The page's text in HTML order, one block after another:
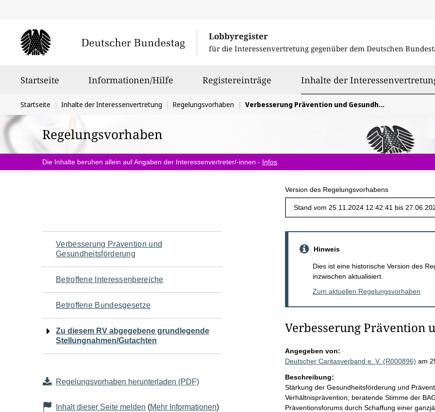
Lobbyregister
für die Interessenvertretung gegenüber dem Deutschen
Startseite Informationen/Hilfe Registereinträge Inhalte der
Sie
befinden
sich
hier:
Startseite Inhalte der Interessenvertretung Regelungsvorhaben Verbesserung Prävention und Gesundheitsförderung
Regelungsvorhaben
Die Inhalte beruhen allein auf Angaben der Interessenvertreter/-innen - Infos
Version des Regelungsvorhabens
Navigation
für
den
Seiteninhalt
Verbesserung Prävention und
Gesundheitsförderung
Betroffene Interessenbereiche
Betroffene Bundesgesetze
Zu diesem RV abgegebene grundlegende
Stellungnahmen/Gutachten
Regelungsvorhaben herunterladen (PDF)
Inhalt dieser Seite melden (Mehr Informationen)
Hinweis
Dies ist eine historische Version des
inzwischen aktualisiert.
Zum aktuellen Regelungsvorhaben
Verbesserung Prävention
Angegeben von:
Deutscher Caritasverband e. V. (R000896) am
Beschreibung:
Stärkung der Gesundheitsförderung und
Verhältnisprävention; beratende Stimme der
Präventionsforums durch Schaffung einer